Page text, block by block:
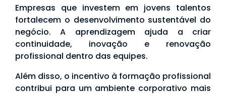
Empresas que investem em jovens talentos
fortalecem o desenvolvimento sustentável do
negócio. A aprendizagem ajuda a criar
continuidade, inovação e renovação
profissional dentro das equipes.
Além disso, o incentivo à formação profissional
contribui para um ambiente corporativo mais